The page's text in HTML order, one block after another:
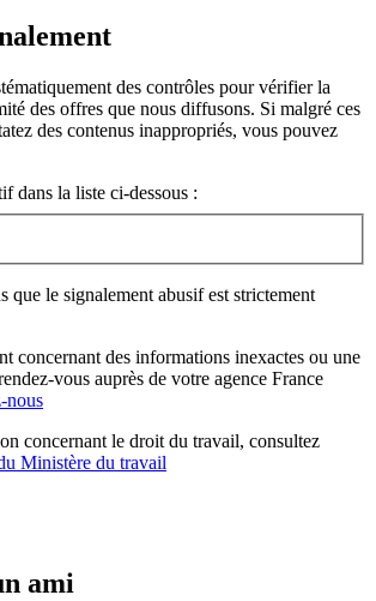
des contrôles pour vérifier la
des offres que nous diffusons. Si malgré ces
des contenus inappropriés, vous pouvez
dans la liste ci-dessous :
que le signalement abusif est strictement
concernant des informations inexactes ou une
vous auprès de votre agence France
nous
concernant le droit du travail, consultez
Ministère du travail
ami